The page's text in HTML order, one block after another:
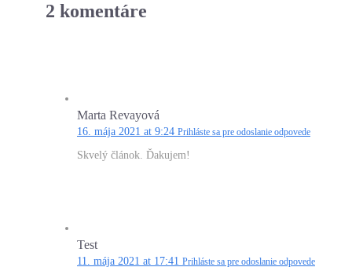
2 komentáre
Marta Revayová
16. mája 2021 at 9:24 Prihláste sa pre odoslanie odpovede
Skvelý článok. Ďakujem!
Test
11. mája 2021 at 17:41 Prihláste sa pre odoslanie odpovede